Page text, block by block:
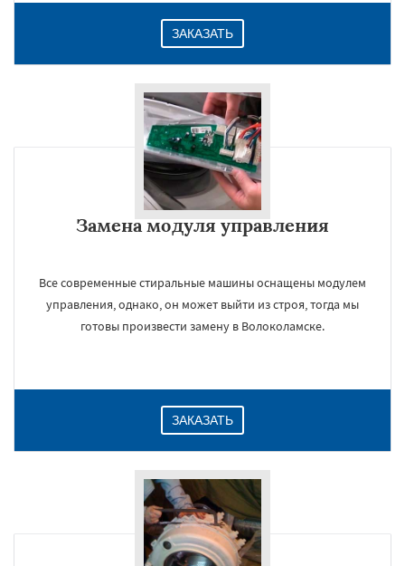
ЗАКАЗАТЬ
Замена модуля управления
Все современные стиральные машины оснащены модулем
управления, однако, он может выйти из строя, тогда мы
готовы произвести замену в Волоколамске.
ЗАКАЗАТЬ